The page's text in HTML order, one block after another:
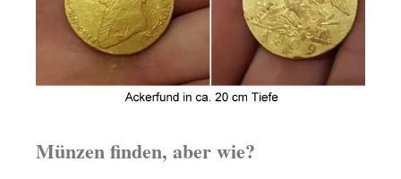
Münzen finden, aber wie?